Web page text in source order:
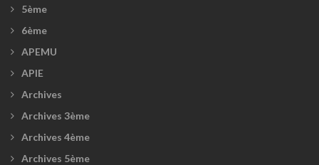
5ème
6ème
APEMU
APIE
Archives
Archives 3ème
Archives 4ème
Archives 5ème